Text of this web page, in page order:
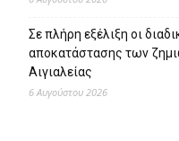
Σε πλήρη εξέλιξη οι
αποκατάστασης των
Αιγιαλείας
6 Αυγούστου 2026